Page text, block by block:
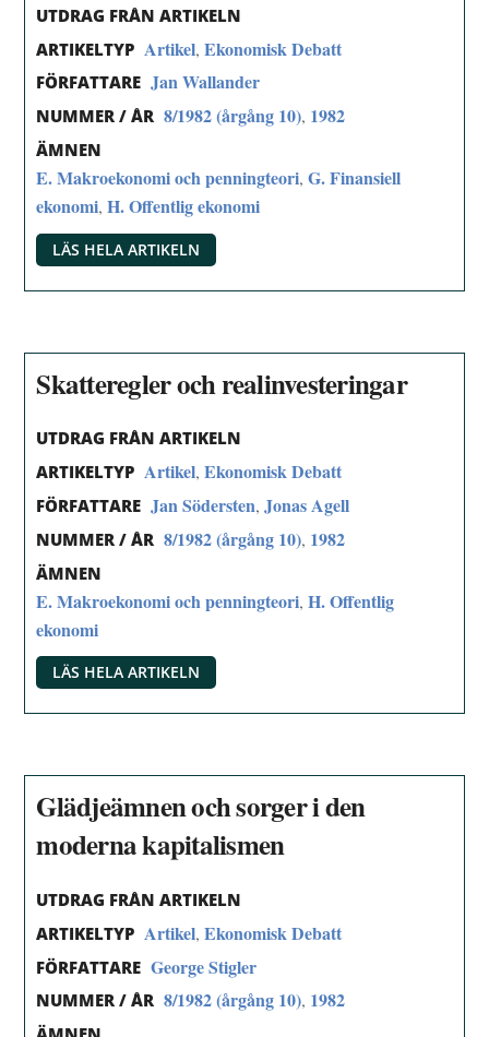
UTDRAG FRÅN ARTIKELN
ARTIKELTYP Artikel,Ekonomisk Debatt
FÖRFATTARE Jan Wallander
NUMMER / ÅR 8/1982 (årgång 10), 1982
ÄMNEN
E. Makroekonomi och penningteori,G. Finansiell
ekonomi,H. Offentlig ekonomi
LÄS HELA ARTIKELN
Skatteregler och realinvesteringar
UTDRAG FRÅN ARTIKELN
ARTIKELTYP Artikel,Ekonomisk Debatt
FÖRFATTARE Jan Södersten,Jonas Agell
NUMMER / ÅR 8/1982 (årgång 10), 1982
ÄMNEN
E. Makroekonomi och penningteori,H. Offentlig
ekonomi
LÄS HELA ARTIKELN
Glädjeämnen och sorger i den
moderna kapitalismen
UTDRAG FRÅN ARTIKELN
ARTIKELTYP Artikel,Ekonomisk Debatt
FÖRFATTARE George Stigler
NUMMER / ÅR 8/1982 (årgång 10), 1982